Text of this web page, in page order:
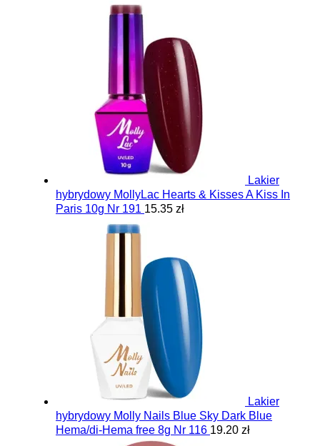
Lakier
hybrydowy MollyLac Hearts & Kisses A Kiss In
Paris 10g Nr 191 15.35 zł
Lakier
hybrydowy Molly Nails Blue Sky Dark Blue
Hema/di-Hema free 8g Nr 116 19.20 zł